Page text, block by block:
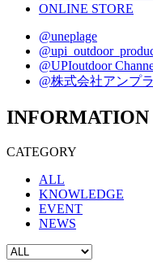
ONLINE STORE
@uneplage
@UPIoutdoor
@株式会社アンプ
INFORMATION
CATEGORY
ALL
KNOWLEDGE
EVENT
NEWS